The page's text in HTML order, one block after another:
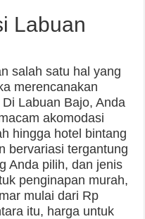
Labuan
salah satu hal yang
merencanakan
Labuan Bajo, Anda
akomodasi
hingga hotel bintang
bervariasi tergantung
Anda pilih, dan jenis
penginapan murah,
mulai dari Rp
itu, harga untuk